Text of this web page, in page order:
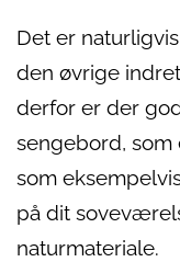
Det er
den øvrige
derfor er der
sengebord, som
som
på dit
naturmateriale.